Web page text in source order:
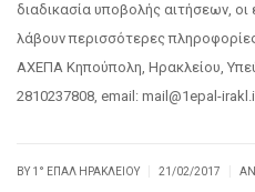
διαδικασία υποβολής αιτήσεων,
λάβουν περισσότερες
ΑΧΕΠΑ Κηπούπολη, Ηρακλείου,
2810237808, email: mail@1epal-
BY1° ΕΠΑΛ ΗΡΑΚΛΕΊΟΥ 21/02/2017